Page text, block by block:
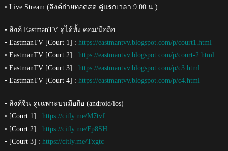
• Live Stream (ลิงค์ถ่ายทอดสด คู่แรกเวลา 9.00 น.)
• ลิงค์ EastmanTV ดูได้ทั้ง คอม/มือถือ
• EastmanTV [Court 1] : https://eastmantvv.blogspot.com/p/court1.html
• EastmanTV [Court 2] : https://eastmantvv.blogspot.com/p/court-2.html
• EastmanTV [Court 3] : https://eastmantvv.blogspot.com/p/c3.html
• EastmanTV [Court 4] : https://eastmantvv.blogspot.com/p/c4.html
• ลิงค์จีน ดูเฉพาะบนมือถือ (android/ios)
• [Court 1] : https://citly.me/M7tvf
• [Court 2] : https://citly.me/Fp8SH
• [Court 3] : https://citly.me/Txgtc